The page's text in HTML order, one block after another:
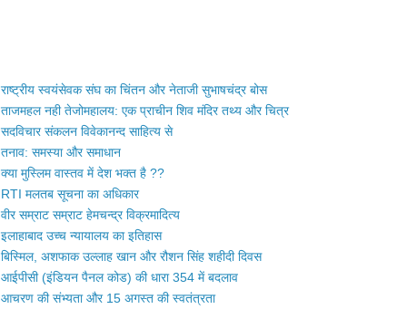
राष्ट्रीय स्वयंसेवक संघ का चिंतन और नेताजी सुभाषचंद्र बोस
ताजमहल नही तेजोमहालय: एक प्राचीन शिव मंदिर तथ्य और चित्र
सदविचार संकलन विवेकानन्द साहित्य से
तनाव: समस्या और समाधान
क्या मुस्लिम वास्तव में देश भक्त है ??
RTI मलतब सूचना का अधिकार
वीर सम्राट सम्राट हेमचन्द्र विक्रमादित्य
इलाहाबाद उच्च न्यायालय का इतिहास
बिस्मिल, अशफाक उल्लाह खान और रौशन सिंह शहीदी दिवस
आईपीसी (इंडियन पैनल कोड) की धारा 354 में बदलाव
आचरण की संभ्यता और 15 अगस्त की स्वतंत्रता